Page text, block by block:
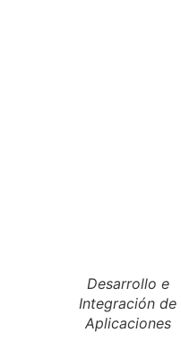
Desarrollo e
Integración de
Aplicaciones